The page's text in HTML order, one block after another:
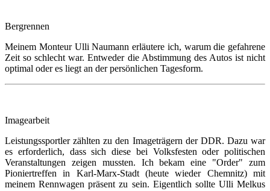
Bergrennen
Meinem Monteur Ulli Naumann erläutere ich, warum die gefahrene
Zeit so schlecht war. Entweder die Abstimmung des Autos ist nicht
optimal oder es liegt an der persönlichen Tagesform.
Imagearbeit
Leistungssportler zählten zu den Imageträgern der DDR. Dazu war
es erforderlich, dass sich diese bei Volksfesten oder politischen
Veranstaltungen zeigen mussten. Ich bekam eine "Order" zum
Pioniertreffen in Karl-Marx-Stadt (heute wieder Chemnitz) mit
meinem Rennwagen präsent zu sein. Eigentlich sollte Ulli Melkus